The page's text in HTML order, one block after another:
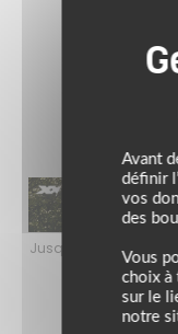
Jusqu’au 24 août
le plein de
Avant
définir
vos
des
Vous
choix à
sur le
notre